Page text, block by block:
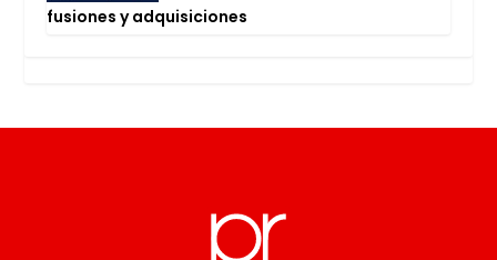
fusio­nes y adqui­si­cio­nes